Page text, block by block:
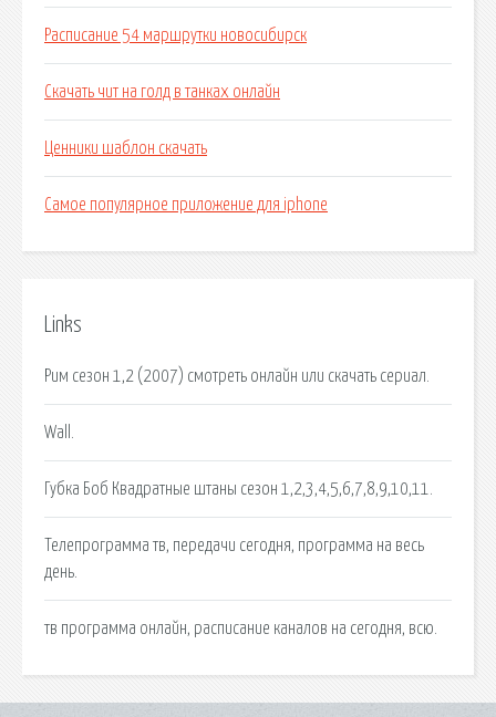
Расписание 54 маршрутки новосибирск
Скачать чит на голд в танках онлайн
Ценники шаблон скачать
Самое популярное приложение для iphone
Links
Рим сезон 1,2 (2007) смотреть онлайн или скачать сериал.
Wall.
Губка Боб Квадратные штаны сезон 1,2,3,4,5,6,7,8,9,10,11.
Телепрограмма тв, передачи сегодня, программа на весь
день.
тв программа онлайн, расписание каналов на сегодня, всю.